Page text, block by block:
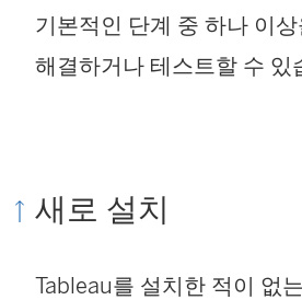
기본적인 단계 중 하나 이
해결하거나 테스트할 수 있
새로 설치
Tableau를 설치한 적이 없